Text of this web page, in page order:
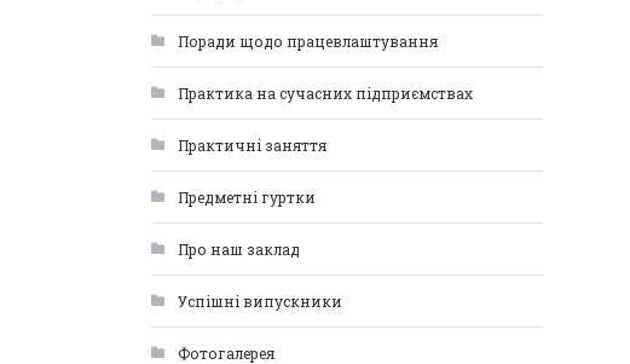
Поради щодо працевлаштування
Практика на сучасних підприємствах
Практичні заняття
Предметні гуртки
Про наш заклад
Успішні випускники
Фотогалерея